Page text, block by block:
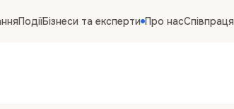
ПодіїБізнеси та експерти Про насСпівпраця